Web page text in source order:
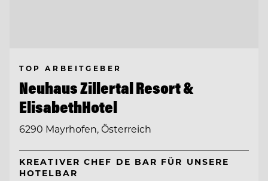
TOP ARBEITGEBER
Neuhaus Zillertal Resort &
ElisabethHotel
6290 Mayrhofen, Österreich
KREATIVER CHEF DE BAR FÜR UNSERE
HOTELBAR